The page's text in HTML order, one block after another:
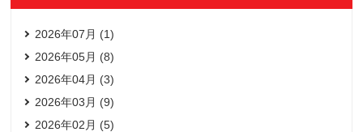
2026年07月 (1)
2026年05月 (8)
2026年04月 (3)
2026年03月 (9)
2026年02月 (5)